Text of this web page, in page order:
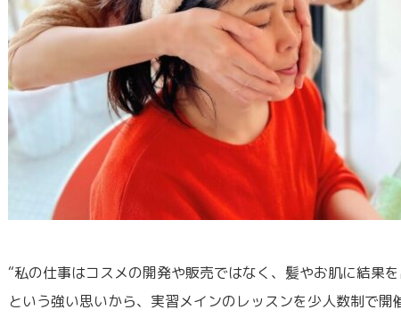
“私の仕事はコスメの開発や販売ではなく、髪やお肌に結果
という強い思いから、実習メインのレッスンを少人数制で開